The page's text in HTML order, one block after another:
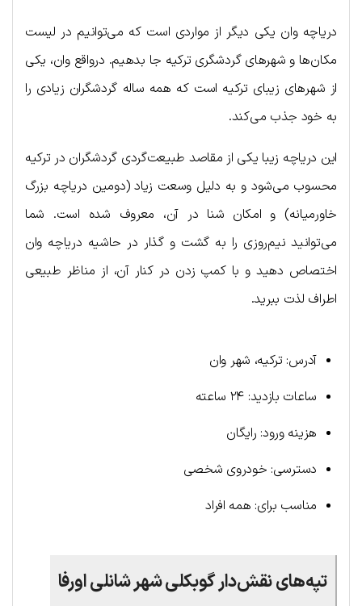
دریاچه وان یکی دیگر از مواردی است که می‌توانیم در لیست
مکان‌ها و شهرهای گردشگری ترکیه جا بدهیم. درواقع وان، یکی
از شهرهای زیبای ترکیه است که همه ساله گردشگران زیادی را
به خود جذب می‌کند.
این دریاچه زیبا یکی از مقاصد طبیعت‌گردی گردشگران در ترکیه
محسوب می‌شود و به دلیل وسعت زیاد (دومین دریاچه بزرگ
خاورمیانه) و امکان شنا در آن، معروف شده است. شما
می‌توانید نیم‌روزی را به گشت و گذار در حاشیه دریاچه وان
اختصاص دهید و با کمپ زدن در کنار آن، از مناظر طبیعی
اطراف لذت ببرید.
آدرس: ترکیه، شهر وان
ساعات بازدید: ۲۴ ساعته
هزینه ورود: رایگان
دسترسی: خودروی شخصی
مناسب برای: همه افراد
تپه‌های نقش‌دار گوبکلی شهر شانلی اورفا